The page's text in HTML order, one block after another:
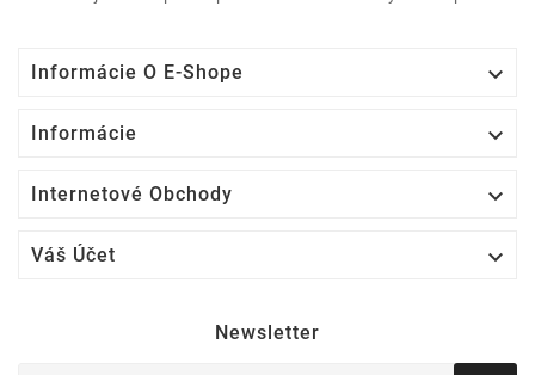
Informácie O E-Shope 
Informácie 
Internetové Obchody 
Váš Účet 
Newsletter